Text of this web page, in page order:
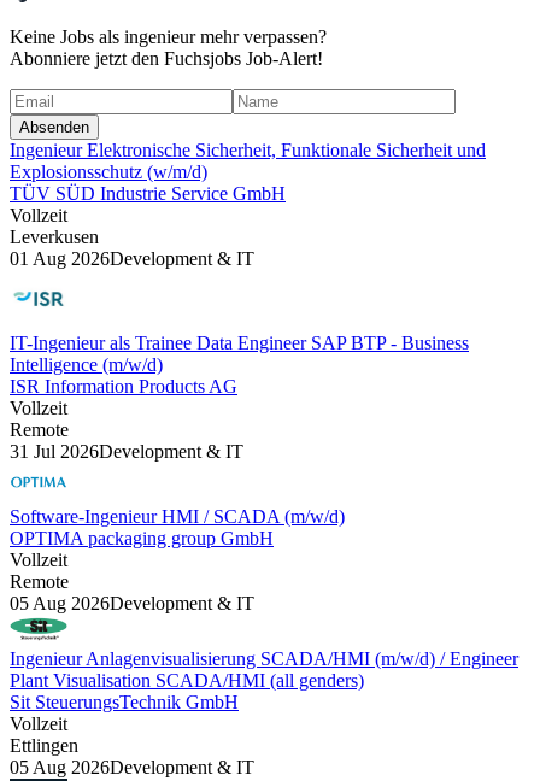
Keine Jobs als ingenieurmehrverpassen?
Abonniere jetzt den Fuchsjobs Job-Alert!
Absenden
Ingenieur Elektronische Sicherheit, Funktionale Sicherheit und
Explosionsschutz (w/m/d)
TÜV SÜD Industrie Service GmbH
Vollzeit
Leverkusen
01 Aug 2026Development & IT
IT-Ingenieur als Trainee Data Engineer SAP BTP - Business
Intelligence (m/w/d)
ISR Information Products AG
Vollzeit
Remote
31 Jul 2026Development & IT
Software-Ingenieur HMI / SCADA (m/w/d)
OPTIMA packaging group GmbH
Vollzeit
Remote
05 Aug 2026Development & IT
Ingenieur Anlagenvisualisierung SCADA/HMI (m/w/d) / Engineer
Plant Visualisation SCADA/HMI (all genders)
Sit SteuerungsTechnik GmbH
Vollzeit
Ettlingen
05 Aug 2026Development & IT